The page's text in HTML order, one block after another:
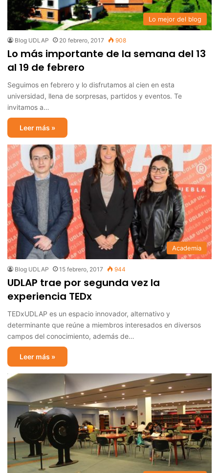
Lo mejor del blog
Blog UDLAP 20 febrero, 2017 908
Lo más importante de la semana del 13
al 19 de febrero
Seguimos en febrero y lo disfrutamos al cien en esta
universidad, llena de sorpresas, partidos y eventos. Te
invitamos a…
Leer más »
Academia
Blog UDLAP 15 febrero, 2017 944
UDLAP trae por segunda vez la
experiencia TEDx
TEDxUDLAP es un espacio innovador, alternativo y
determinante que reúne a miembros interesados en diversos
campos del conocimiento, además de…
Leer más »